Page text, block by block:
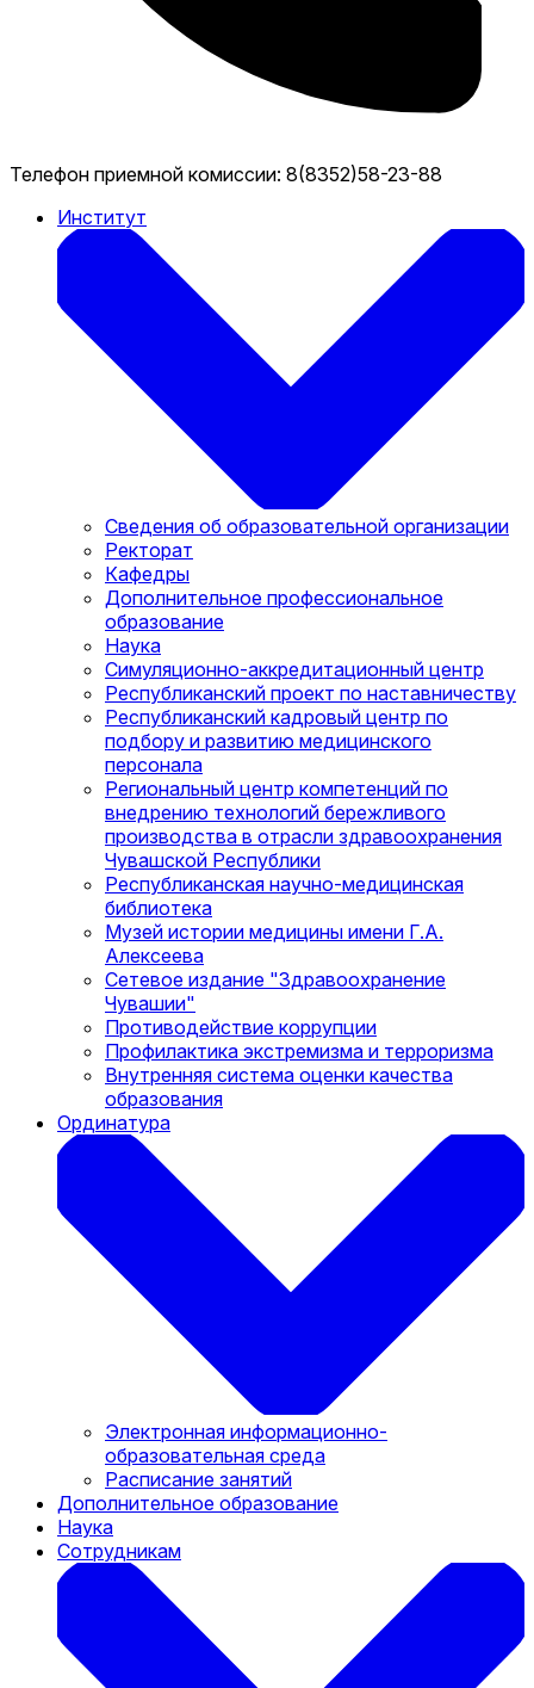
Телефон приемной комиссии: 8(8352)58-23-88
Институт
Сведения об образовательной организации
Ректорат
Кафедры
Дополнительное профессиональное
образование
Наука
Симуляционно-аккредитационный центр
Республиканский проект по наставничеству
Республиканский кадровый центр по
подбору и развитию медицинского
персонала
Региональный центр компетенций по
внедрению технологий бережливого
производства в отрасли здравоохранения
Чувашской Республики
Республиканская научно-медицинская
библиотека
Музей истории медицины имени Г.А.
Алексеева
Сетевое издание "Здравоохранение
Чувашии"
Противодействие коррупции
Профилактика экстремизма и терроризма
Внутренняя система оценки качества
образования
Ординатура
Электронная информационно-
образовательная среда
Расписание занятий
Дополнительное образование
Наука
Сотрудникам